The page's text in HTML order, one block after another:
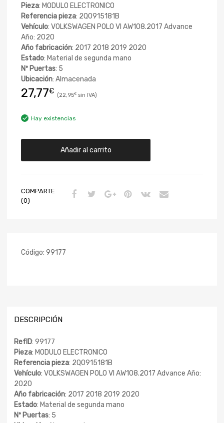
Pieza: MODULO ELECTRONICO
Referencia pieza: 2Q0915181B
Vehículo: VOLKSWAGEN POLO VI AW108.2017 Advance
Año: 2020
Año fabricación: 2017 2018 2019 2020
Estado: Material de segunda mano
Nº Puertas: 5
Ubicación: Almacenada
27,77€ 22,95€
Hay existencias
Añadir al carrito
COMPARTE
(0)
Código: 99177
DESCRIPCIÓN
RefID: 99177
Pieza: MODULO ELECTRONICO
Referencia pieza: 2Q0915181B
Vehículo: VOLKSWAGEN POLO VI AW108.2017 Advance Año:
2020
Año fabricación: 2017 2018 2019 2020
Estado: Material de segunda mano
Nº Puertas: 5